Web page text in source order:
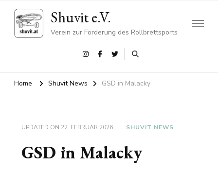
Shuvit e.V.
Verein zur Förderung des Rollbrettsports
Home Shuvit News GSD in Malacky
UPDATED ON 22. FEBRUAR 2026 SHUVIT NEWS
GSD in Malacky